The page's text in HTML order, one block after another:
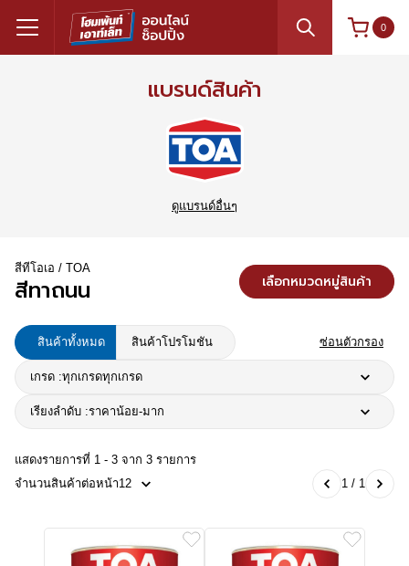
0
แบรนด์สินค้า
ดูแบรนด์อื่นๆ
สีทีโอเอ / TOA
สีทาถนน เลือกหมวดหมู่สินค้า
สินค้าทั้งหมด สินค้าโปรโมชัน ซ่อนตัวกรอง
เกรด :ทุกเกรดทุกเกรด
เรียงลำดับ :ราคาน้อย-มาก
แสดงรายการที่ 1 - 3 จาก 3 รายการ
จำนวนสินค้าต่อหน้า12 1 / 1